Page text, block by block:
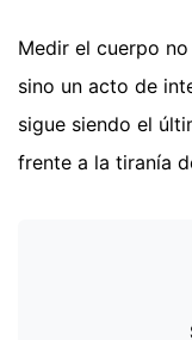
Medir el cuerpo
sino un acto de
sigue siendo el
frente a la tiranía